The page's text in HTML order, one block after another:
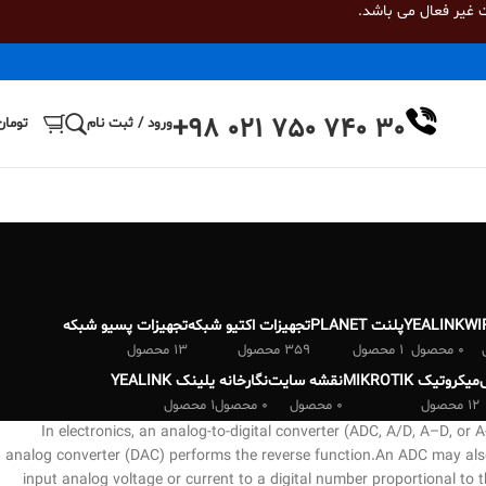
غیر فعال می باشد.
+98 021 750 740 30ورود / ثبت نام
YEALINK
0 محصول
پلنت PLANET
1 محصول
تجهیزات اکتیو شبکه
359 محصول
تجهیزات پسیو شبکه
13 محصول
میکروتیک MIKROTIK
12 محصول
نقشه سایت
0 محصول
نگارخانه
0 محصول
یلینک YEALINK
1 محصول
In electronics, an analog-to-digital converter (ADC, A/D, A–D,
analog converter (DAC) performs the reverse function.An ADC may
input analog voltage or current to a digital number proportional to